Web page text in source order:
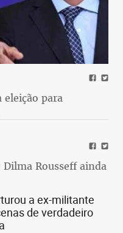
eleição para
Rousseff ainda
a ex-militante
de verdadeiro